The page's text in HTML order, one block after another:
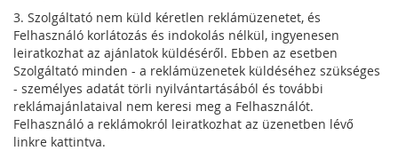
3. Szolgáltató nem küld kéretlen reklámüzenetet, és
Felhasználó korlátozás és indokolás nélkül, ingyenesen
leiratkozhat az ajánlatok küldéséről. Ebben az esetben
Szolgáltató minden - a reklámüzenetek küldéséhez szükséges
- személyes adatát törli nyilvántartásából és további
reklámajánlataival nem keresi meg a Felhasználót.
Felhasználó a reklámokról leiratkozhat az üzenetben lévő
linkre kattintva.